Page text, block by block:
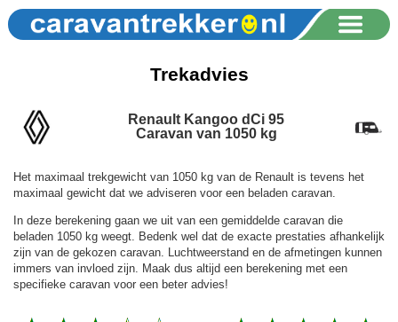
Trekadvies
Renault Kangoo dCi 95
Caravan van 1050 kg
Het maximaal trekgewicht van 1050 kg van de Renault is tevens het
maximaal gewicht dat we adviseren voor een beladen caravan.
In deze berekening gaan we uit van een gemiddelde caravan die
beladen 1050 kg weegt. Bedenk wel dat de exacte prestaties afhankelijk
zijn van de gekozen caravan. Luchtweerstand en de afmetingen kunnen
immers van invloed zijn. Maak dus altijd een berekening met een
specifieke caravan voor een beter advies!